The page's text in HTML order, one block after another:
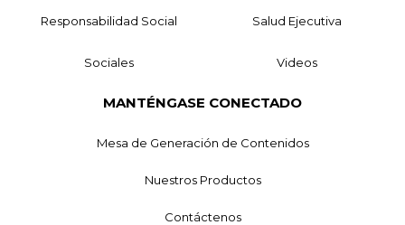
Responsabilidad Social Salud Ejecutiva
Sociales Videos
MANTÉNGASE CONECTADO
Mesa de Generación de Contenidos
Nuestros Productos
Contáctenos